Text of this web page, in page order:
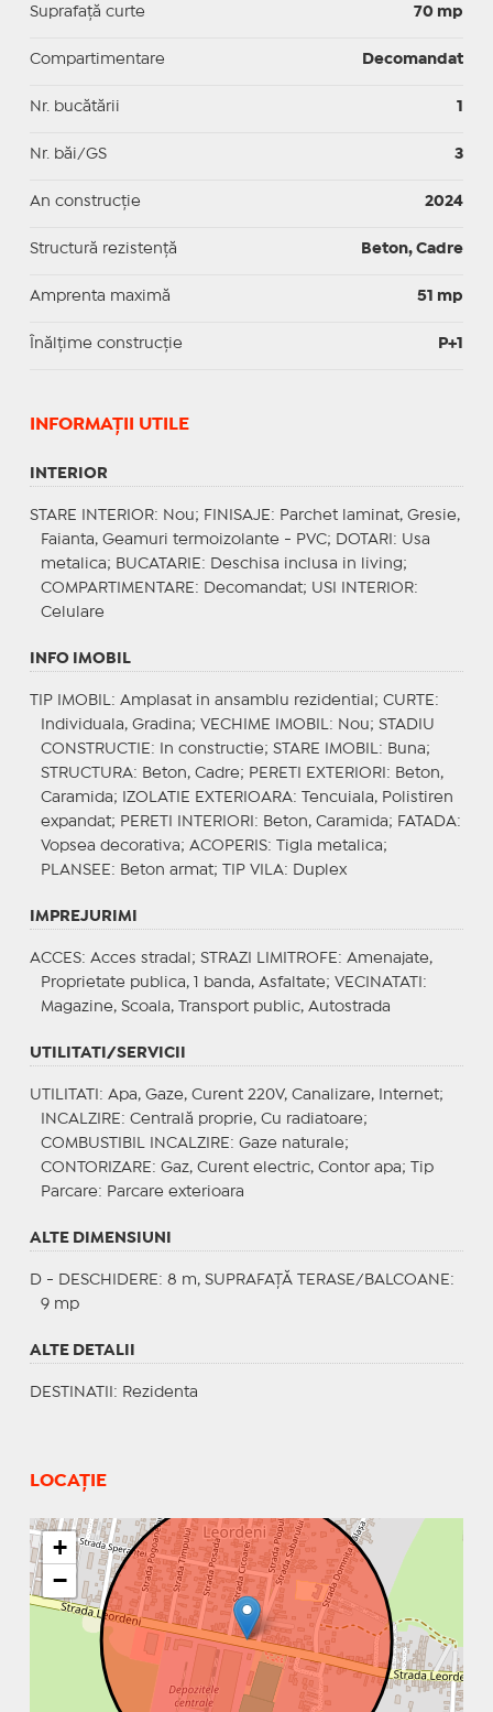
Suprafaţă curte 70 mp
Compartimentare Decomandat
Nr. bucătării 1
Nr. băi/GS 3
An construcție 2024
Structură rezistență Beton, Cadre
Amprenta maximă 51 mp
Înălțime construcție P+1
INFORMAŢII UTILE
INTERIOR
STARE INTERIOR: Nou; FINISAJE : Parchet laminat, Gresie,
Faianta, Geamuri termoizolante - PVC;
DOTARI : Usa
metalica; BUCATARIE : Deschisa inclusa in living;
COMPARTIMENTARE : Decomandat; USI INTERIOR:
Celulare
INFO IMOBIL
TIP IMOBIL : Amplasat in ansamblu rezidential; CURTE :
Individuala, Gradina; VECHIME IMOBIL : Nou; STADIU
CONSTRUCTIE : In constructie; STARE IMOBIL : Buna;
STRUCTURA: Beton, Cadre; PERETI EXTERIORI : Beton,
Caramida;
IZOLATIE EXTERIOARA: Tencuiala, Polistiren
expandat; PERETI INTERIORI : Beton, Caramida; FATADA:
Vopsea decorativa; ACOPERIS: Tigla metalica;
PLANSEE : Beton armat; TIP VILA: Duplex
IMPREJURIMI
ACCES: Acces stradal; STRAZI LIMITROFE : Amenajate,
Proprietate publica, 1 banda, Asfaltate; VECINATATI :
Magazine, Scoala, Transport public, Autostrada
UTILITATI/SERVICII
UTILITATI : Apa, Gaze, Curent 220V, Canalizare, Internet;
INCALZIRE : Centrală proprie, Cu radiatoare;
COMBUSTIBIL INCALZIRE : Gaze naturale;
CONTORIZARE : Gaz, Curent electric, Contor apa;
Tip
Parcare: Parcare exterioara
ALTE DIMENSIUNI
D - DESCHIDERE: 8 m, SUPRAFAȚĂ TERASE/BALCOANE:
9 mp
ALTE DETALII
DESTINATII : Rezidenta
LOCAȚIE
+
−